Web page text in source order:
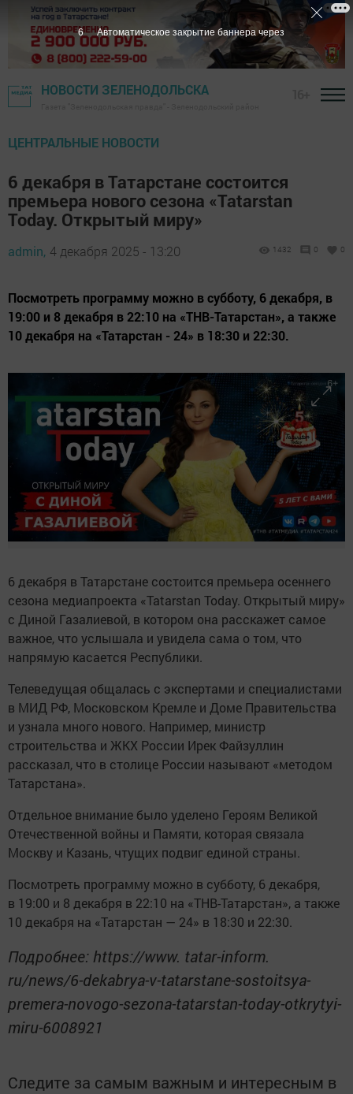
НОВОСТИ ЗЕЛЕНОДОЛЬСКА
ЦЕНТРАЛЬНЫЕ НОВОСТИ
6 декабря в Татарстане состоится
премьера нового сезона «Tatarstan
Today. Открытый миру»
admin, 4 декабря 2025 - 13:20 1432 0 0
Посмотреть программу можно в субботу, 6 декабря, в
19:00 и 8 декабря в 22:10 на «ТНВ-Татарстан», а также
10 декабря на «Татарстан - 24» в 18:30 и 22:30.
6 декабря в Татарстане состоится премьера осеннего
сезона медиапроекта «Tatarstan Today. Открытый миру»
с Диной Газалиевой, в котором она расскажет самое
важное, что услышала и увидела сама о том, что
напрямую касается Республики.
Телеведущая общалась с экспертами и специалистами
в МИД РФ, Московском Кремле и Доме Правительства
и узнала много нового. Например, министр
строительства и ЖКХ России Ирек Файзуллин
рассказал, что в столице России называют «методом
Татарстана».
Отдельное внимание было уделено Героям Великой
Отечественной войны и Памяти, которая связала
Москву и Казань, чтущих подвиг единой страны.
Посмотреть программу можно в субботу, 6 декабря,
в 19:00 и 8 декабря в 22:10 на «ТНВ-Татарстан», а также
10 декабря на «Татарстан — 24» в 18:30 и 22:30.
Подробнее: https://www. tatar-inform.
ru/news/6-dekabrya-v-tatarstane-sostoitsya-
premera-novogo-sezona-tatarstan-today-otkrytyi-
miru-6008921
Следите за самым важным и интересным в
5 Автоматическое закрытие баннера через